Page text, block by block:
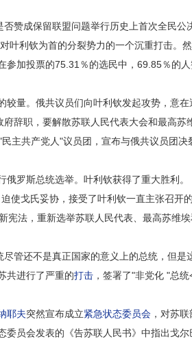
成保留联盟问题举行历史上首次全民公
叶利钦为首的分裂势力的一个沉重打击。
加投票的75.31％的选民中，69.85％的
量。俄共议员们向叶利钦发起攻势，意在
辞职，要解散苏联人民代表大会和最高苏
主共产党人"议员团，宣布与俄共议员团决
罗斯总统选举。叶利钦获得了重大胜利。
戈氏妥协，接受了叶利钦一直主张召开
法，重新选举苏联人民代表、最高苏维
还不是真正国家的意义上的总统，但是
共进行了严重的打击 ，签署了"非党化 "总
耶夫突然宣布成立紧急状态委员会 ，对苏
员会发表的《告苏联人民书》中指出戈